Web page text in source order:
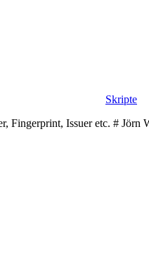
Skripte
Fingerprint, Issuer etc. #